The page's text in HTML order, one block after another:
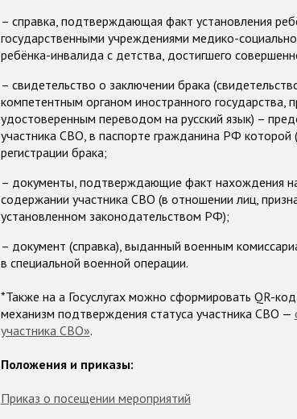
– справка, подтверждающая факт установления
государственными учреждениями медико-
ребёнка-инвалида с детства, достигшего
– свидетельство о заключении брака
компетентным органом иностранного государства,
удостоверенным переводом на русский язык) –
участника СВО, в паспорте гражданина РФ которой
регистрации брака;
– документы, подтверждающие факт нахождения
содержании участника СВО (в отношении лиц,
установленном законодательством РФ);
– документ (справка), выданный военным
в специальной военной операции.
*Также на а Госуслугах можно сформировать QR-
механизм подтверждения статуса участника СВО —
участника СВО».
Положения и приказы:
Приказ о посещении мероприятий